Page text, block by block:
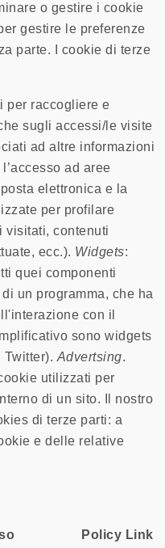
o gestire i cookie
gestire le preferenze
parte. I cookie di terze
per raccogliere e
sugli accessi/le visite
ad altre informazioni
ad aree
elettronica e la
per profilare
visitati, contenuti
ecc.). Widgets:
quei componenti
un programma, che ha
con il
sono widgets
Twitter). Advertsing.
utilizzati per
di un sito. Il nostro
di terze parti: a
e delle relative
Policy Link